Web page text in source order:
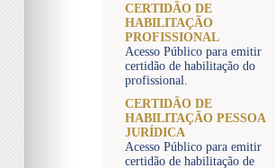
CERTIDÃO DE
HABILITAÇÃO
PROFISSIONAL
Acesso Público para emitir
certidão de habilitação do
profissional.
CERTIDÃO DE
HABILITAÇÃO PESSOA
JURÍDICA
Acesso Público para emitir
certidão de habilitação de